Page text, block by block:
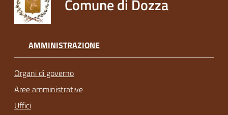
Comune di Dozza
AMMINISTRAZIONE
Organi di governo
Aree amministrative
Uffici